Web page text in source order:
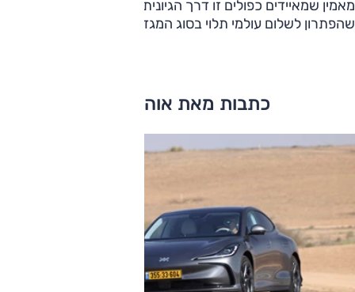
מאמין שמאיידים כפולים זו דרך הגיונית להזנת מנוע ומשוכנע
שהפתרון לשלום עולמי תלוי בסוג המגדש ובגובה המרכב.
כתבות מאת אוהד אלגוב